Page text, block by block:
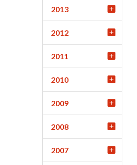
2013
2012
2011
2010
2009
2008
2007